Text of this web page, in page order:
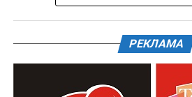
РЕКЛАМА